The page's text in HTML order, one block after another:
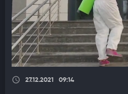
27.12.2021 09:14